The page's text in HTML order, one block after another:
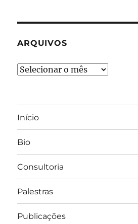
ARQUIVOS
Arquivos
Início
Bio
Consultoria
Palestras
Publicações